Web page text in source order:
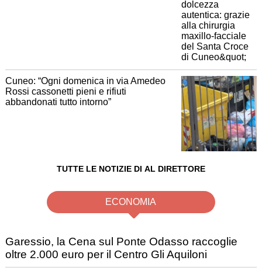
Cuneo: “Ogni domenica in via Amedeo
Rossi cassonetti pieni e rifiuti
abbandonati tutto intorno”
TUTTE LE NOTIZIE DI AL DIRETTORE
ECONOMIA
Garessio, la Cena sul Ponte Odasso raccoglie
oltre 2.000 euro per il Centro Gli Aquiloni